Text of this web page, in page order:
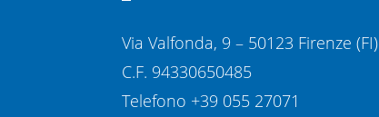
Via Valfonda, 9 – 50123 Firenze (FI)
C.F. 94330650485
Telefono +39 055 27071